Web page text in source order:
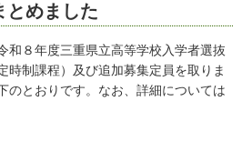
とめました
８年度三重県立高等学校入学者選抜
時制課程）及び追加募集定員を取りま
のとおりです。なお、詳細については